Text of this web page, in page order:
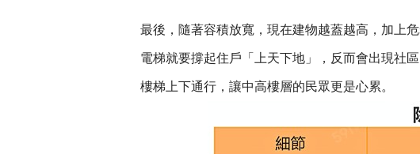
最後，隨著容積放寬，現在建物越蓋越高，加上
電梯就要撐起住戶「上天下地」，反而會出現社
樓梯上下通行，讓中高樓層的民眾更是心累。